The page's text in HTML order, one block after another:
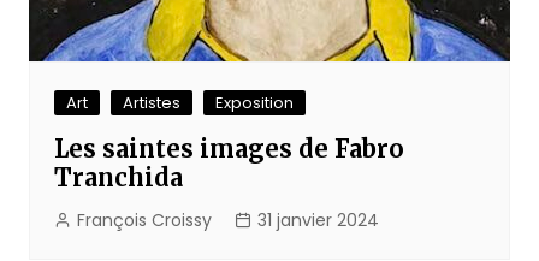
Art Artistes Exposition
Les saintes images de Fabro
Tranchida
François Croissy 31 janvier 2024